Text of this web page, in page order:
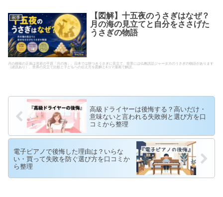
家事
【図解】十五夜のうさぎはなぜ？
月の海の見立てと自分をささげた
うさぎの物語
月の模様の正体は溶岩の平原「月の海」。日本では餅つきうさぎに見立て、背景には仏教説話ジャータカのうさぎの物語があります
（諸説あり）。世界の見立て比較と子どもへの伝え方を図解と4コマ漫画で解説。
高級ドライヤーは後悔する？高いだけ・
意味ないと言われる失敗例と選び方を口
コミから整理
電子ピアノで後悔した理由は？いらな
い・買って失敗を防ぐ選び方を口コミか
ら整理